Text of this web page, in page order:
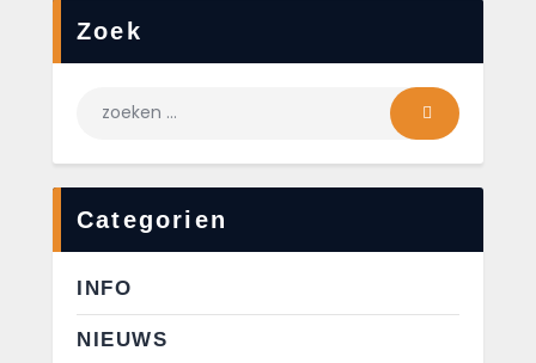
Zoek
Categorien
INFO
NIEUWS